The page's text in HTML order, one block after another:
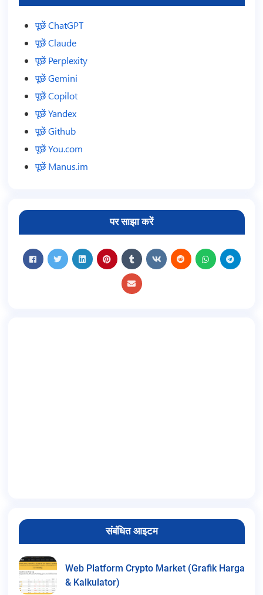
पूछें ChatGPT
पूछें Claude
पूछें Perplexity
पूछें Gemini
पूछें Copilot
पूछें Yandex
पूछें Github
पूछें You.com
पूछें Manus.im
पर साझा करें
संबंधित आइटम
Web Platform Crypto Market (Grafik Harga
& Kalkulator)